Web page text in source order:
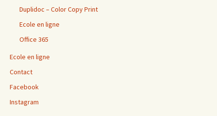
Duplidoc – Color Copy Print
Ecole en ligne
Office 365
Ecole en ligne
Contact
Facebook
Instagram